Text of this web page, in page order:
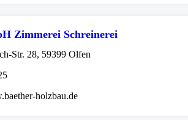
Zimmerei Schreinerei
Str. 28, 59399 Olfen
holzbau.de